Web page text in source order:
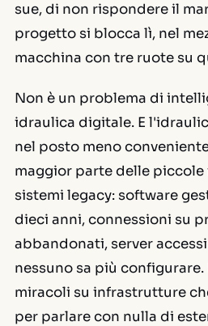
sue, di non rispondere il
progetto si blocca lì, nel
macchina con tre ruote su
Non è un problema di
idraulica digitale. E
nel posto meno
maggior parte delle
sistemi legacy: software
dieci anni, connessioni su
abbandonati, server
nessuno sa più configurare.
miracoli su infrastrutture
per parlare con nulla di